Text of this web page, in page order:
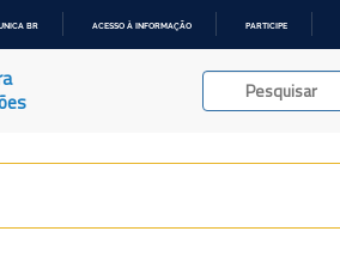
BR ACESSO À INFORMAÇÃO PARTICIPE